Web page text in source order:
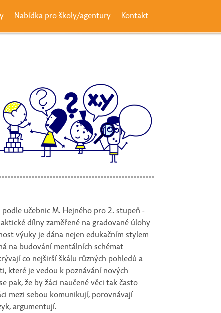
Nabídka pro školy/agentury Kontakt
učebnic M. Hejného pro 2. stupeň -
dílny zaměřené na gradované úlohy
výuky je dána nejen edukačním stylem
na budování mentálních schémat
co nejširší škálu různých pohledů a
které je vedou k poznávání nových
pak, že by žáci naučené věci tak často
mezi sebou komunikují, porovnávají
argumentují.